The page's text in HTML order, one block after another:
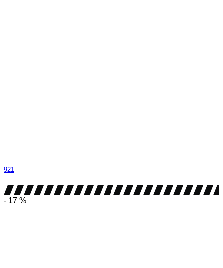
921
- 17 %